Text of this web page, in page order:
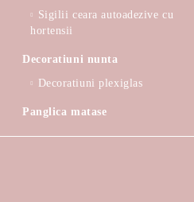
Sigilii ceara autoadezive cu
hortensii
Decoratiuni nunta
Decoratiuni plexiglas
Panglica matase